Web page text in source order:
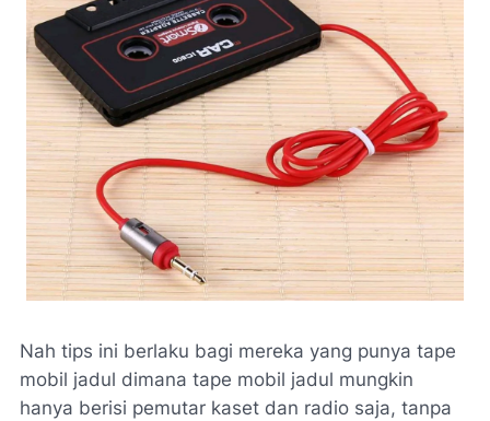
Nah tips ini berlaku bagi mereka yang punya tape
mobil jadul dimana tape mobil jadul mungkin
hanya berisi pemutar kaset dan radio saja, tanpa